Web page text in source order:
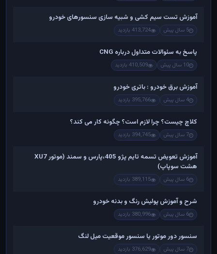
آموزش تست سیم کشی و شبیه سازی سنسورهای خودرو
5 سال پیش 413,724 بازدید
پاسخ به سئوالات متداول درباره CNG
10 سال پیش 410,509 بازدید
آموزش برق خودرو : باتری خودرو
4 سال پیش 395,766 بازدید
کلاچ چیست؟ چرا لازم است؟ چگونه کار می کند؟
7 سال پیش 394,745 بازدید
آموزش تعویض تسمه تایم پژو 405،پارس و سمند (موتور XU7
هشت سوپاپ)
6 سال پیش 389,115 بازدید
شرح و آموزش پولیش رنگ و بدنه خودرو
6 سال پیش 380,996 بازدید
سنسور دور موتور یا سنسور موقعیت میل لنگ
7 سال پیش 376,629 بازدید